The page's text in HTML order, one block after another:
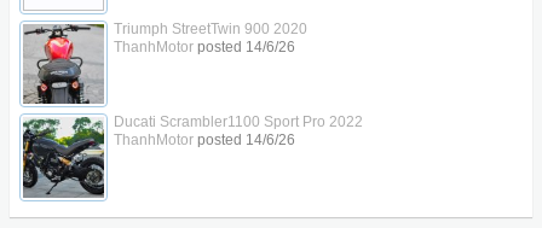
Triumph StreetTwin 900 2020
ThanhMotorposted 14/6/26
Ducati Scrambler1100 Sport Pro 2022
ThanhMotorposted 14/6/26